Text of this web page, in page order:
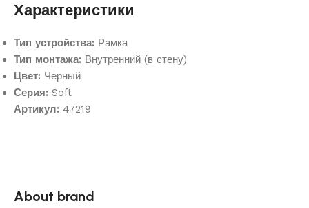
Характеристики
Тип устройства: Рамка
Тип монтажа: Внутренний (в стену)
Цвет: Черный
Серия: Soft
Артикул: 47219
About brand